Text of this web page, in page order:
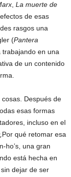
La muerte de
de esas
rasgos una
(Pantera
en una
de un contenido
Después de
esas formas
incluso en el
qué retomar esa
ho’s, una gran
está hecha en
dejar de ser